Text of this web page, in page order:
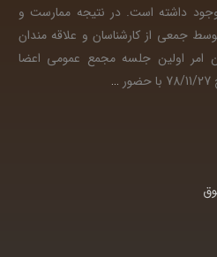
وجود داشته است. در نتیجه ممارست و
جمعی از کارشناسان و علاقه مندان
امر اولین جلسه مجمع عمومی اعضا
…